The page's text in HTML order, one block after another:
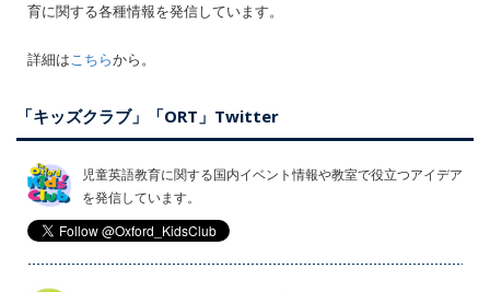
育に関する各種情報を発信しています。
詳細はこちらから。
「キッズクラブ」「ORT」Twitter
児童英語教育に関する国内イベント情報や教室で役立つアイデア
を発信しています。